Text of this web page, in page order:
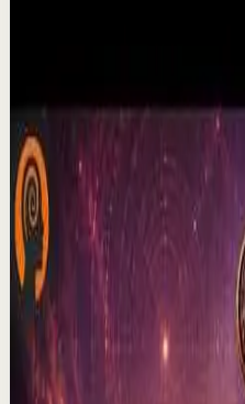
Por qué dejan de
de Vivir con César
CCésar Lozano
6 ago
No te olvides de darle ME
canal para que no te
ya me sigues recuerda
228
visualizaciones
Ver
→